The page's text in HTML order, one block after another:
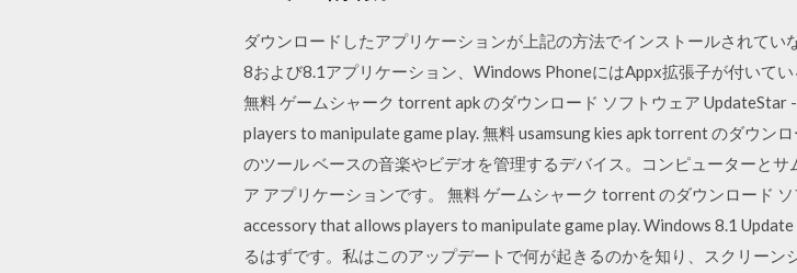
ダウンロードしたアプリケーションが上記の方法でインストールされて
8および8.1アプリケーション、Windows PhoneにはAppx拡張子が付いて
無料 ゲームシャーク torrent apk のダウンロード ソフトウェア UpdateStar
players to manipulate game play. 無料 usamsung kies apk torrent のダウン
のツール ベースの音楽やビデオを管理するデバイス。コンピューターと
ア アプリケーションです。 無料 ゲームシャーク torrent のダウンロード
accessory that allows players to manipulate game play. Windows 8.1
るはずです。私はこのアップデートで何が起きるのかを知り、スクリー